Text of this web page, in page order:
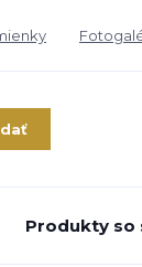
Produkty so